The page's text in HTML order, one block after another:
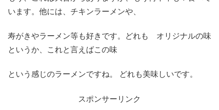
います。他には、チキンラーメンや、
寿がきやラーメン等も好きです。どれも オリジナルの味
というか、これと言えばこの味
という感じのラーメンですね。 どれも美味しいです。
スポンサーリンク